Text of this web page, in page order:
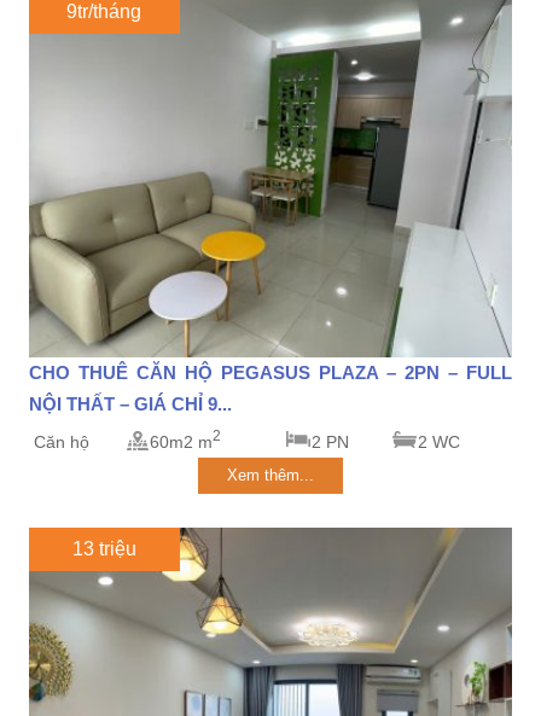
9tr/tháng
CHO THUÊ CĂN HỘ PEGASUS PLAZA – 2PN – FULL
NỘI THẤT – GIÁ CHỈ 9...
Căn hộ 60m2 m2 2 PN 2 WC
Xem thêm...
13 triệu